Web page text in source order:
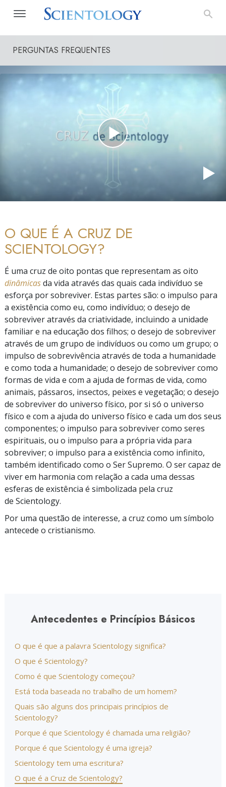
PERGUNTAS FREQUENTES
O QUE É A CRUZ DE
SCIENTOLOGY?
É uma cruz de oito pontas que representam as oito
dinâmicasda vida através das quais cada indivíduo se
esforça por sobreviver. Estas partes são: o impulso para
a existência como eu, como indivíduo; o desejo de
sobreviver através da criatividade, incluindo a unidade
familiar e na educação dos filhos; o desejo de sobreviver
através de um grupo de indivíduos ou como um grupo; o
impulso de sobrevivência através de toda a humanidade
e como toda a humanidade; o desejo de sobreviver como
formas de vida e com a ajuda de formas de vida, como
animais, pássaros, insectos, peixes e vegetação; o desejo
de sobreviver do universo físico, por si só o universo
físico e com a ajuda do universo físico e cada um dos seus
componentes; o impulso para sobreviver como seres
espirituais, ou o impulso para a própria vida para
sobreviver; o impulso para a existência como infinito,
também identificado como o Ser Supremo. O ser capaz de
viver em harmonia com relação a cada uma dessas
esferas de existência é simbolizada pela cruz
de Scientology.
Por uma questão de interesse, a cruz como um símbolo
antecede o cristianismo.
Antecedentes e Princípios Básicos
O que é que a palavra Scientology significa?
O que é Scientology?
Como é que Scientology começou?
Está toda baseada no trabalho de um homem?
Quais são alguns dos principais princípios de
Scientology?
Porque é que Scientology é chamada uma religião?
Porque é que Scientology é uma igreja?
Scientology tem uma escritura?
O que é a Cruz de Scientology?